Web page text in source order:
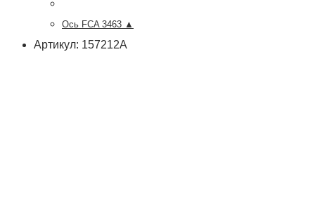
Ось FCA 3463 ▲
Артикул: 157212А